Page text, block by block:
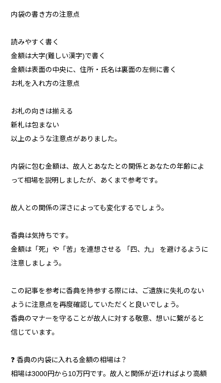
内袋の書き方の注意点
読みやすく書く
金額は大字(難しい漢字)で書く
金額は表面の中央に、住所・氏名は裏面の左側に書く
お札を入れ方の注意点
お札の向きは揃える
新札は包まない
以上のような注意点がありました。
内袋に包む金額は、故人とあなたとの関係とあなたの年齢によ
って相場を説明しましたが、あくまで参考です。
故人との関係の深さによっても変化するでしょう。
香典は気持ちです。
金額は「死」や「苦」を連想させる 「四、九」 を避けるように
注意しましょう。
この記事を参考に香典を持参する際には、ご遺族に失礼のない
ように注意点を再度確認していただくと良いでしょう。
香典のマナーを守ることが故人に対する敬意、想いに繋がると
信じています。
❓ 香典の内袋に入れる金額の相場は？
相場は3000円から10万円です。故人と関係が近ければより高額